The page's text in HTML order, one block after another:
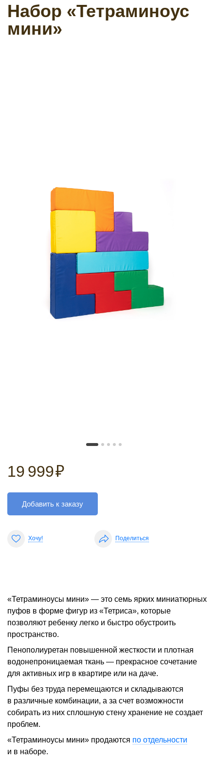
Набор «Тетраминоус
мини»
19 999₽
Добавить к заказу
Хочу! Поделиться
«Тетраминоусы мини» — это семь ярких миниатюрных
пуфов в форме фигур из «Тетриса», которые
позволяют ребенку легко и быстро обустроить
пространство.
Пенополиуретан повышенной жесткости и плотная
водонепроницаемая ткань — прекрасное сочетание
для активных игр в квартире или на даче.
Пуфы без труда перемещаются и складываются
в различные комбинации, а за счет возможности
собирать из них сплошную стену хранение не создает
проблем.
«Тетраминоусы мини» продаются по отдельности
и в наборе.